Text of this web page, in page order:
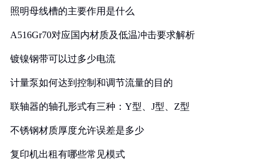
照明母线槽的主要作用是什么
A516Gr70对应国内材质及低温冲击要求解析
镀镍钢带可以过多少电流
计量泵如何达到控制和调节流量的目的
联轴器的轴孔形式有三种：Y型、J型、Z型
不锈钢材质厚度允许误差是多少
复印机出租有哪些常见模式